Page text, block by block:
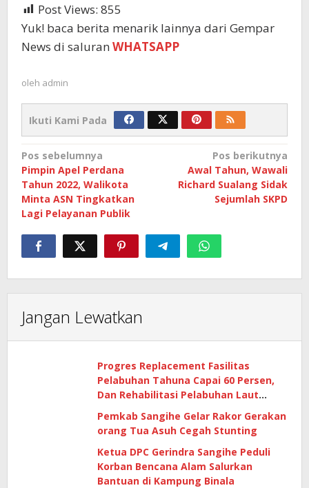
Post Views: 855
Yuk! baca berita menarik lainnya dari Gempar
News di saluran WHATSAPP
oleh admin
Ikuti Kami Pada
Navigasi
pos
Pos sebelumnya
Pimpin Apel Perdana
Tahun 2022, Walikota
Minta ASN Tingkatkan
Lagi Pelayanan Publik
Pos berikutnya
Awal Tahun, Wawali
Richard Sualang Sidak
Sejumlah SKPD
Jangan Lewatkan
Progres Replacement Fasilitas
Pelabuhan Tahuna Capai 60 Persen,
Dan Rehabilitasi Pelabuhan Laut
Pemkab Sangihe Gelar Rakor Gerakan
orang Tua Asuh Cegah Stunting
Ketua DPC Gerindra Sangihe Peduli
Korban Bencana Alam Salurkan
Bantuan di Kampung Binala